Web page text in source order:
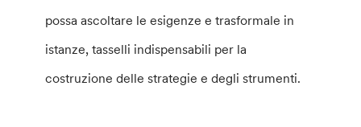
possa ascoltare le esigenze e trasformale in
istanze, tasselli indispensabili per la
costruzione delle strategie e degli strumenti.